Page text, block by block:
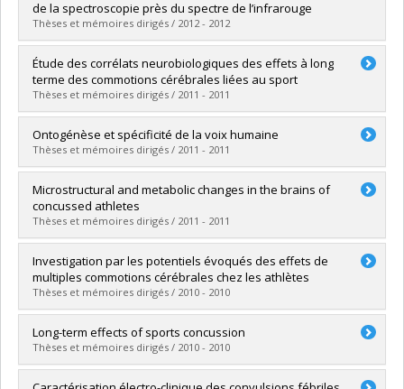
Cycle :Doctorat
Diplôme obtenu :Ph. D.
Lien vers le document dans Papyrus
de la spectroscopie près du spectre de l’infrarouge
Thèses et mémoires dirigés / 2012 - 2012
Diplômé(e) :Safi, Dima
Cycle :Doctorat
Diplôme obtenu :Ph. D.
Lien vers le document dans Papyrus
Étude des corrélats neurobiologiques des effets à long
terme des commotions cérébrales liées au sport
Thèses et mémoires dirigés / 2011 - 2011
Diplômé(e) :Tremblay, Sebastien
Cycle : Maîtrise
Diplôme obtenu :M. Sc.
Lien vers le document dans Papyrus
Ontogénèse et spécificité de la voix humaine
Thèses et mémoires dirigés / 2011 - 2011
Diplômé(e) :Beauchemin, Maude
Cycle :Doctorat
Diplôme obtenu :Ph. D.
Lien vers le document dans Papyrus
Microstructural and metabolic changes in the brains of
concussed athletes
Thèses et mémoires dirigés / 2011 - 2011
Diplômé(e) : Henry, Luke
Cycle :Doctorat
Diplôme obtenu :Ph. D.
Lien vers le document dans Papyrus
Investigation par les potentiels évoqués des effets de
multiples commotions cérébrales chez les athlètes
Thèses et mémoires dirigés / 2010 - 2010
Diplômé(e) :Thériault, Martin
Cycle : Doctorat
Diplôme obtenu :Ph. D.
Lien vers le document dans Papyrus
Long-term effects of sports concussion
Thèses et mémoires dirigés / 2010 - 2010
Diplômé(e) :De Beaumont, Louis